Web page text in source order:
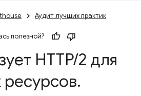
Аудит лучших практик
полезной?
HTTP/2 для
ресурсов.